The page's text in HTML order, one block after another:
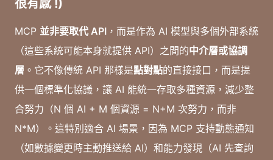
很有感 !)
MCP 並非要取代 API ，而是作為 AI 模型與多個外部系統
（這些系統可能本身就提供 API）之間的中介層或協調
層 。它不像傳統 API 那樣是點對點的直接接口，而是提
供一個標準化協議，讓 AI 能統一存取多種資源，減少整
合努力（N 個 AI + M 個資源 = N+M 次努力，而非
N*M）。這特別適合 AI 場景，因為 MCP 支持動態通知
（如數據變更時主動推送給 AI）和能力發現（AI 先查詢